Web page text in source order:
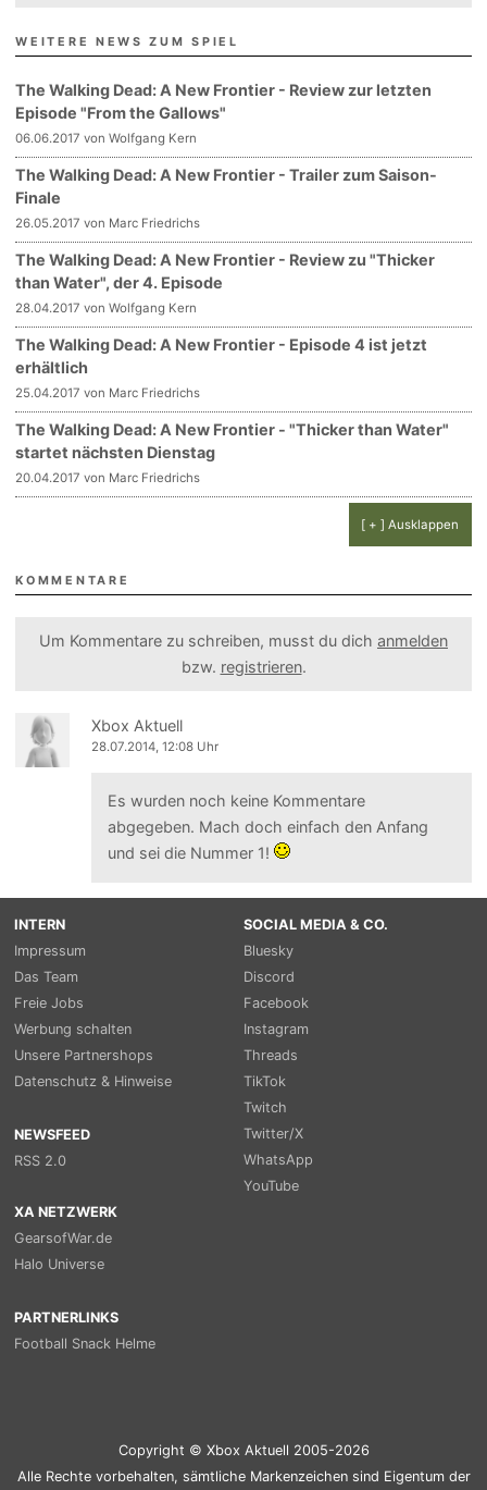
WEITERE NEWS ZUM SPIEL
The Walking Dead: A New Frontier - Review zur letzten
Episode "From the Gallows"
06.06.2017 von Wolfgang Kern
The Walking Dead: A New Frontier - Trailer zum Saison-
Finale
26.05.2017 von Marc Friedrichs
The Walking Dead: A New Frontier - Review zu "Thicker
than Water", der 4. Episode
28.04.2017 von Wolfgang Kern
The Walking Dead: A New Frontier - Episode 4 ist jetzt
erhältlich
25.04.2017 von Marc Friedrichs
The Walking Dead: A New Frontier - "Thicker than Water"
startet nächsten Dienstag
20.04.2017 von Marc Friedrichs
[ + ] Ausklappen
KOMMENTARE
Um Kommentare zu schreiben, musst du dich anmelden
bzw. registrieren.
Xbox Aktuell
28.07.2014, 12:08 Uhr
Es wurden noch keine Kommentare
abgegeben. Mach doch einfach den Anfang
und sei die Nummer 1!
INTERN
Impressum
Das Team
Freie Jobs
Werbung schalten
Unsere Partnershops
Datenschutz & Hinweise
NEWSFEED
RSS 2.0
SOCIAL MEDIA & CO.
Bluesky
Discord
Facebook
Instagram
Threads
TikTok
Twitch
Twitter/X
WhatsApp
YouTube
XA NETZWERK
GearsofWar.de
Halo Universe
PARTNERLINKS
Football Snack Helme
Copyright © Xbox Aktuell 2005-2026
Alle Rechte vorbehalten, sämtliche Markenzeichen sind Eigentum der